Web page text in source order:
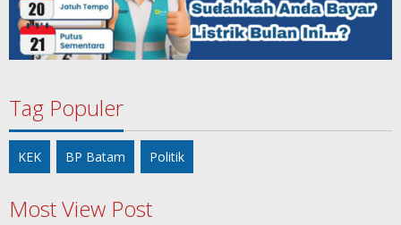
Tag Populer
KEK BP Batam Politik
Most View Post